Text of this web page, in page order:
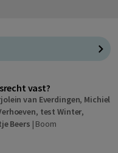
vast?
van Everdingen, Michiel
, test Winter,
Beers | Boom